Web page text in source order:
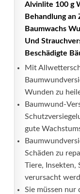
Alvinlite 100 g
Behandlung an
Baumwachs
Und
Beschädigte
Mit
Wunden zu
Baumwund-
gute
Schäden zu
Tiere, Insekten,
verursacht
Sie müssen nur